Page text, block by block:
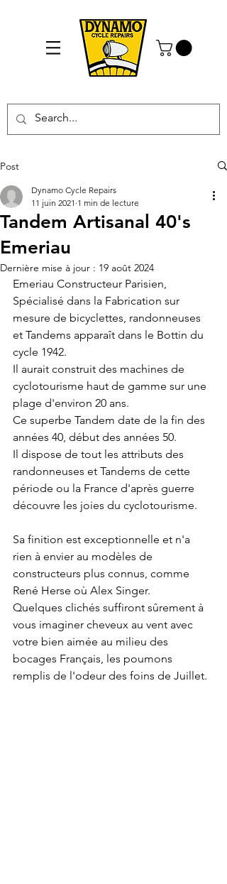
Post
Tandem Artisanal 40's
Emeriau
Dynamo Cycle Repairs
11 juin 2021 1 min de lecture
Dernière mise à jour : 19 août 2024
Emeriau Constructeur Parisien,
Spécialisé dans la Fabrication sur
mesure de bicyclettes, randonneuses
et Tandems apparaît dans le Bottin du
cycle 1942.
Il aurait construit des machines de
cyclotourisme haut de gamme sur une
plage d'environ 20 ans.
Ce superbe Tandem date de la fin des
années 40, début des années 50.
Il dispose de tout les attributs des
randonneuses et Tandems de cette
période ou la France d'après guerre
découvre les joies du cyclotourisme.
Sa finition est exceptionnelle et n'a
rien à envier au modèles de
constructeurs plus connus, comme
René Herse où Alex Singer.
Quelques clichés suffiront sûrement à
vous imaginer cheveux au vent avec
votre bien aimée au milieu des
bocages Français, les poumons
remplis de l'odeur des foins de Juillet.